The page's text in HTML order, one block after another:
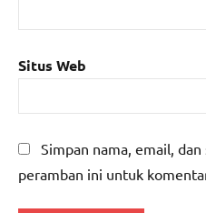
Situs Web
Simpan nama, email,
peramban ini untuk